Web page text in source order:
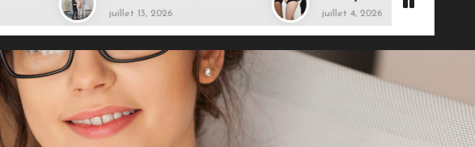
juillet 13, 2026 juillet 4, 2026